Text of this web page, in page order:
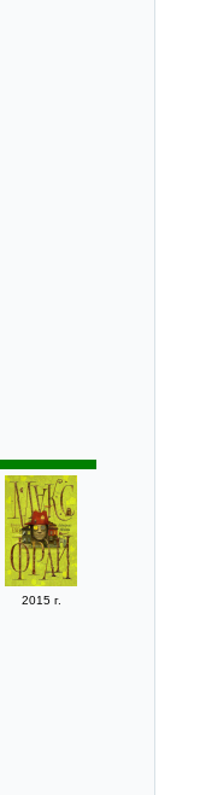
2015 г.